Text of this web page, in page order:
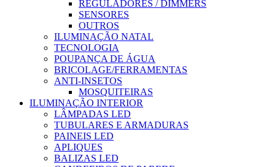
REGULADORES / DIMMERS
SENSORES
OUTROS
ILUMINAÇÃO NATAL
TECNOLOGIA
POUPANÇA DE ÁGUA
BRICOLAGE/FERRAMENTAS
ANTI-INSETOS
MOSQUITEIRAS
ILUMINAÇÃO INTERIOR
LÂMPADAS LED
TUBULARES E ARMADURAS
PAINEIS LED
APLIQUES
BALIZAS LED